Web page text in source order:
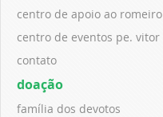
centro de apoio ao romeiro
centro de eventos pe. vitor
contato
doação
família dos devotos